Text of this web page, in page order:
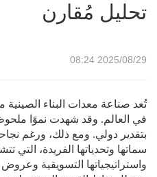
تحليل مُقارن
2025/08/29 08:24
تُعد صناعة معدات البناء الصينية
في العالم. وقد شهدت نموًا
بتقدير دولي. ومع ذلك، ورغم
سماتها وتحدياتها الفريدة،
واستراتيجياتها التسويقية